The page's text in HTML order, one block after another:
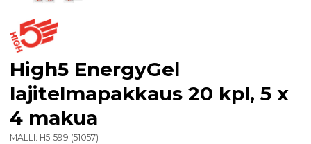
High5 EnergyGel
lajitelmapakkaus 20 kpl, 5 x
4 makua
MALLI: H5-599 (51057)